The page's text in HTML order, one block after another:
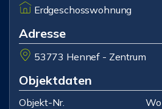
Erdgeschosswohnung
Adresse
53773 Hennef - Zentrum
Objektdaten
Objekt-Nr.